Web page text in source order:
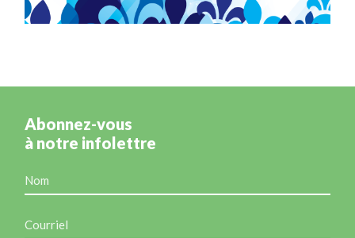
Abonnez-vous
à notre infolettre